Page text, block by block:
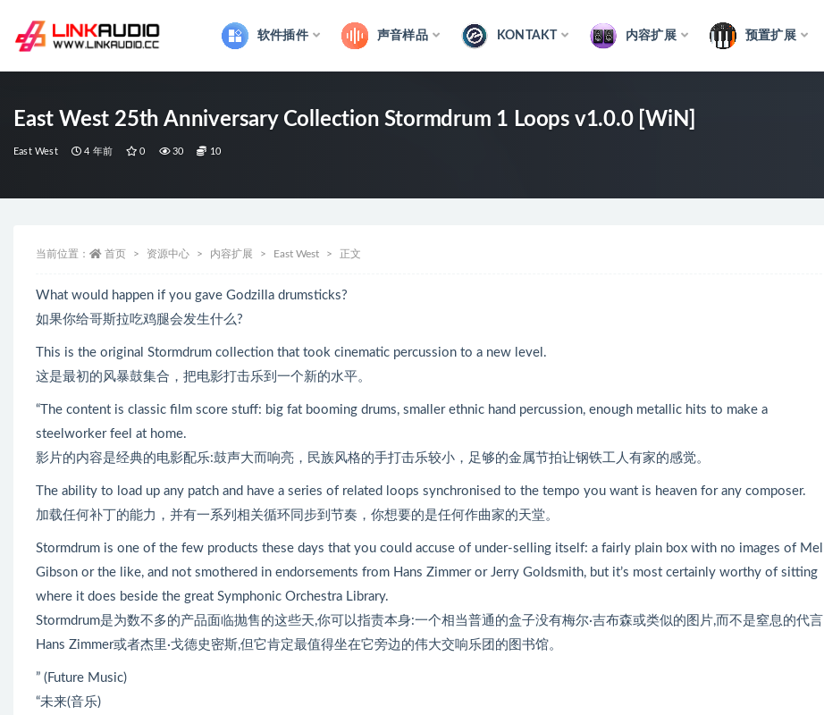
软件插件 声音样品 KONTAKT 内容扩展 预置扩展
East West 25th Anniversary Collection Stormdrum 1 Loops v1.0.0 [WiN]
East West 4 年前 0 30 10
当前位置： 首页 资源中心 内容扩展 East West 正文
What would happen if you gave Godzilla drumsticks?
如果你给哥斯拉吃鸡腿会发生什么?
This is the original Stormdrum collection that took cinematic percussion to a new level.
这是最初的风暴鼓集合，把电影打击乐到一个新的水平。
“The content is classic film score stuff: big fat booming drums, smaller ethnic hand percussion, enough metallic hits to make a
steelworker feel at home.
影片的内容是经典的电影配乐:鼓声大而响亮，民族风格的手打击乐较小，足够的金属节拍让钢铁工人有家的感觉。
The ability to load up any patch and have a series of related loops synchronised to the tempo you want is heaven for any composer.
加载任何补丁的能力，并有一系列相关循环同步到节奏，你想要的是任何作曲家的天堂。
Stormdrum is one of the few products these days that you could accuse of under-selling itself: a fairly plain box with no images of Mel
Gibson or the like, and not smothered in endorsements from Hans Zimmer or Jerry Goldsmith, but it’s most certainly worthy of sitting
where it does beside the great Symphonic Orchestra Library.
Stormdrum是为数不多的产品面临抛售的这些天,你可以指责本身:一个相当普通的盒子没有梅尔·吉布森或类似的图片,而不是窒息的代言
Hans Zimmer或者杰里·戈德史密斯,但它肯定最值得坐在它旁边的伟大交响乐团的图书馆。
” (Future Music)
“未来(音乐)
全部